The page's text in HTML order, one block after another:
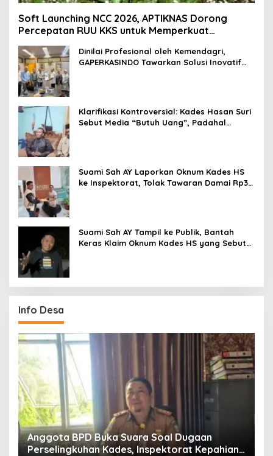
Soft Launching NCC 2026, APTIKNAS Dorong
Percepatan RUU KKS untuk Memperkuat
Kedaulatan Digital Indonesia
Dinilai Profesional oleh Kemendagri,
GAPERKASINDO Tawarkan Solusi Inovatif
Klarifikasi Kontroversial: Kades Hasan Suri
Sebut Media “Butuh Uang”, Padahal
Suami Sah AY Laporkan Oknum Kades HS
ke Inspektorat, Tolak Tawaran Damai Rp3
Suami Sah AY Tampil ke Publik, Bantah
Keras Klaim Oknum Kades HS yang Sebut
Info Desa
Anggota BPD Buka Suara Soal Dugaan
Perselingkuhan Kades, Inspektorat Kepahiang